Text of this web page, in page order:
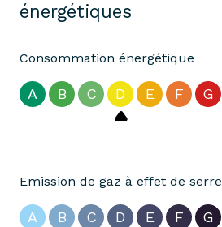
énergétiques
Consommation énergétique
A B C D E F G
Emission de gaz à effet de serre
A B C D E F G